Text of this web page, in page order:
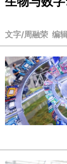
文字/周融荣 编